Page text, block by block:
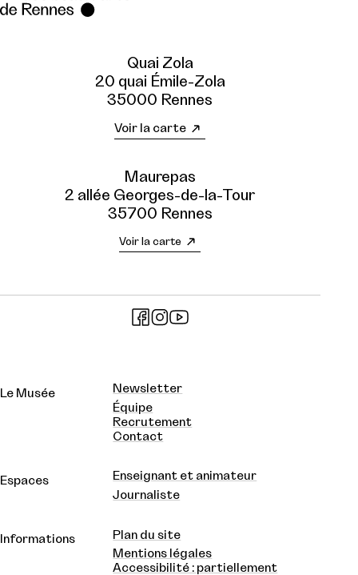
Quai Zola
20 quai Émile-Zola
35000 Rennes
Voir la carte
Maurepas
2 allée Georges-de-la-Tour
35700 Rennes
Voir la carte
Le Musée
Newsletter
Équipe
Recrutement
Contact
Espaces
Enseignant et animateur
Journaliste
Informations
Plan du site
Mentions légales
Accessibilité : partiellement